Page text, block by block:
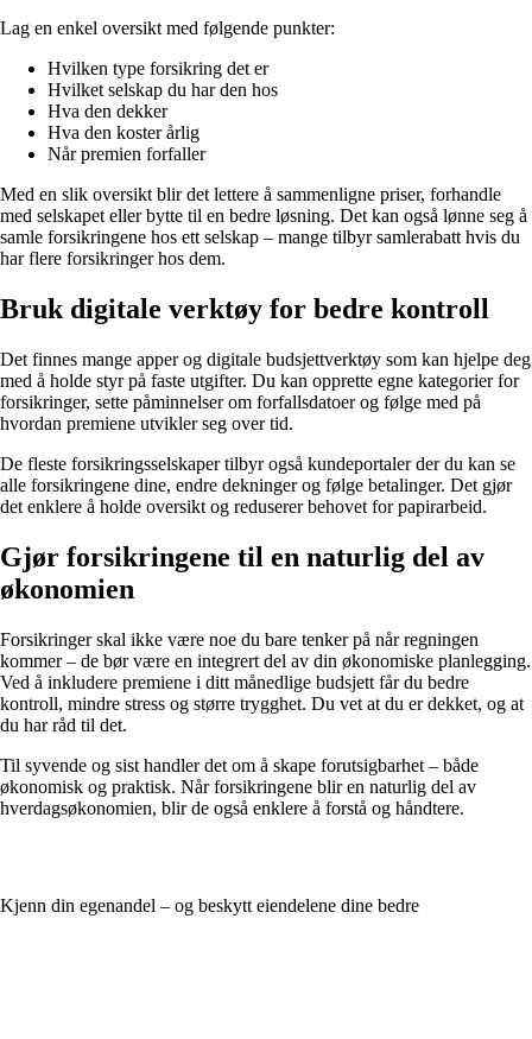
Lag en enkel oversikt med følgende punkter:
Hvilken type forsikring det er
Hvilket selskap du har den hos
Hva den dekker
Hva den koster årlig
Når premien forfaller
Med en slik oversikt blir det lettere å sammenligne priser, forhandle
med selskapet eller bytte til en bedre løsning. Det kan også lønne seg å
samle forsikringene hos ett selskap – mange tilbyr samlerabatt hvis du
har flere forsikringer hos dem.
Bruk digitale verktøy for bedre kontroll
Det finnes mange apper og digitale budsjettverktøy som kan hjelpe deg
med å holde styr på faste utgifter. Du kan opprette egne kategorier for
forsikringer, sette påminnelser om forfallsdatoer og følge med på
hvordan premiene utvikler seg over tid.
De fleste forsikringsselskaper tilbyr også kundeportaler der du kan se
alle forsikringene dine, endre dekninger og følge betalinger. Det gjør
det enklere å holde oversikt og reduserer behovet for papirarbeid.
Gjør forsikringene til en naturlig del av
økonomien
Forsikringer skal ikke være noe du bare tenker på når regningen
kommer – de bør være en integrert del av din økonomiske planlegging.
Ved å inkludere premiene i ditt månedlige budsjett får du bedre
kontroll, mindre stress og større trygghet. Du vet at du er dekket, og at
du har råd til det.
Til syvende og sist handler det om å skape forutsigbarhet – både
økonomisk og praktisk. Når forsikringene blir en naturlig del av
hverdagsøkonomien, blir de også enklere å forstå og håndtere.
Kjenn din egenandel – og beskytt eiendelene dine bedre